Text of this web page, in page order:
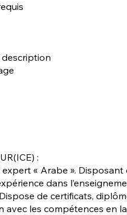
:
« Arabe ». Disposant
dans
de certificats,
avec les compétences en
description